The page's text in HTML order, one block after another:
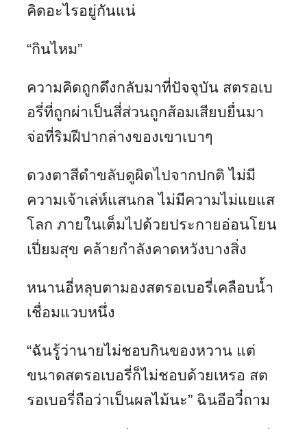
คิดอะไรอยู่กันแน่
“กินไหม”
ความคิดถูกดึงกลับมาที่ปัจจุบัน สตรอเบ
อรี่ที่ถูกผ่าเป็นสี่ส่วนถูกส้อมเสียบยื่นมา
จ่อที่ริมฝีปากล่างของเขาเบาๆ
ดวงตาสีดำขลับดูผิดไปจากปกติ ไม่มี
ความเจ้าเล่ห์แสนกล ไม่มีความไม่แยแส
โลก ภายในเต็มไปด้วยประกายอ่อนโยน
เปี่ยมสุข คล้ายกำลังคาดหวังบางสิ่ง
หนานอี่หลุบตามองสตรอเบอรี่เคลือบน้ำ
เชื่อมแวบหนึ่ง
“ฉันรู้ว่านายไม่ชอบกินของหวาน แต่
ขนาดสตรอเบอรี่ก็ไม่ชอบด้วยเหรอ สต
รอเบอรี่ถือว่าเป็นผลไม้นะ” ฉินอีอวี๋ถาม